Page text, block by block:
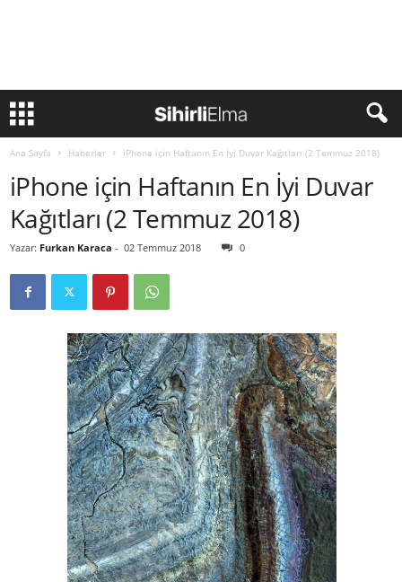
Ana Sayfa Haberler iPhone için Haftanın En İyi Duvar Kağıtları (2 Temmuz 2018)
iPhone için Haftanın En İyi Duvar
Kağıtları (2 Temmuz 2018)
Yazar: Furkan Karaca - 02 Temmuz 2018 0